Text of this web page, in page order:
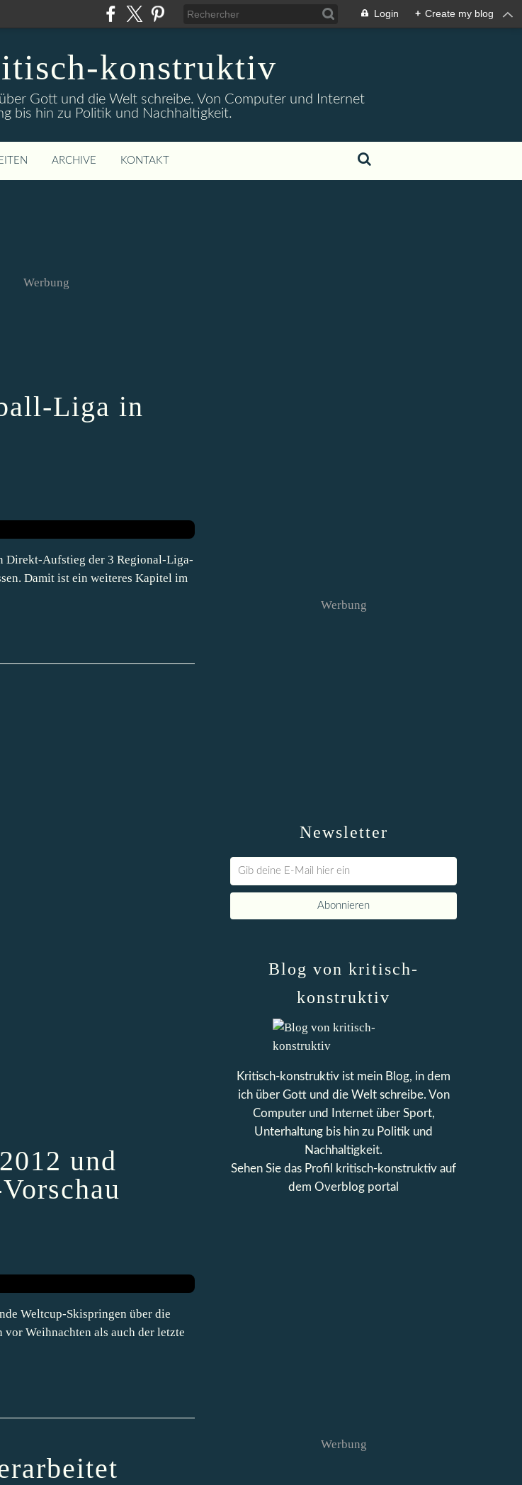
Login + Create my blog
konstruktiv
Gott und die Welt schreibe. Von Computer und Internet
bis hin zu Politik und Nachhaltigkeit.
ARCHIVE KONTAKT
Werbung
Liga in
Direkt-Aufstieg der 3 Regional-Liga-
Damit ist ein weiteres Kapitel im
und
Weltcup-Skispringen über die
Weihnachten als auch der letzte
Newsletter
Werbung
Blog von kritisch-
konstruktiv
Kritisch-konstruktiv ist mein Blog, in dem
ich über Gott und die Welt schreibe. Von
Computer und Internet über Sport,
Unterhaltung bis hin zu Politik und
Nachhaltigkeit.
Sehen Sie das Profil
kritisch-konstruktiv auf
dem Overblog portal
Werbung